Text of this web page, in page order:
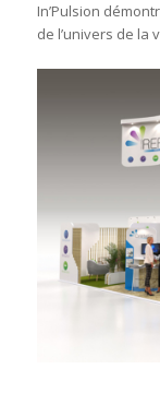
In’Pulsion
de l’univers de la